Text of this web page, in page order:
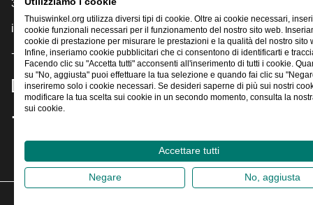
3905 NL Veenendaal
info@thuiswinkel.org
+31 (0)318 64 85 75
[_General:SocialMediaTitle]
Thuiswinkel.org utilizza diversi tipi di cookie. Oltre ai cookie necessari,
cookie funzionali necessari per il funzionamento del nostro sito web.
cookie di prestazione per misurare le prestazioni e la qualità del nostro sito
Infine, inseriamo cookie pubblicitari che ci consentono di identificarti e
Facendo clic su "Accetta tutti" acconsenti all'inserimento di tutti i cookie.
su "No, aggiusta" puoi effettuare la tua selezione e quando fai clic su
inseriremo solo i cookie necessari. Se desideri saperne di più sui nostri
modificare la tua scelta sui cookie in un secondo momento, consulta la
sui cookie.
Accettare tutti
Negare No, aggiusta